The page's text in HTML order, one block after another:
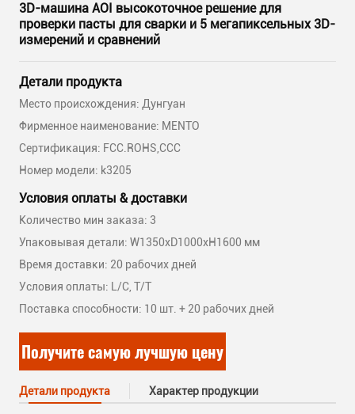
3D-машина AOI высокоточное решение для
проверки пасты для сварки и 5 мегапиксельных 3D-
измерений и сравнений
Детали продукта
Место происхождения: Дунгуан
Фирменное наименование: MENTO
Сертификация: FCC.ROHS,CCC
Номер модели: k3205
Условия оплаты & доставки
Количество мин заказа: 3
Упаковывая детали: W1350xD1000xH1600 мм
Время доставки: 20 рабочих дней
Условия оплаты: L/C, T/T
Поставка способности: 10 шт. + 20 рабочих дней
Получите самую лучшую цену
Детали продукта Характер продукции